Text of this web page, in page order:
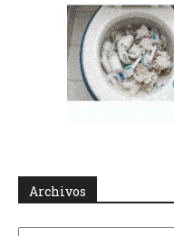
Archivos
Archivos